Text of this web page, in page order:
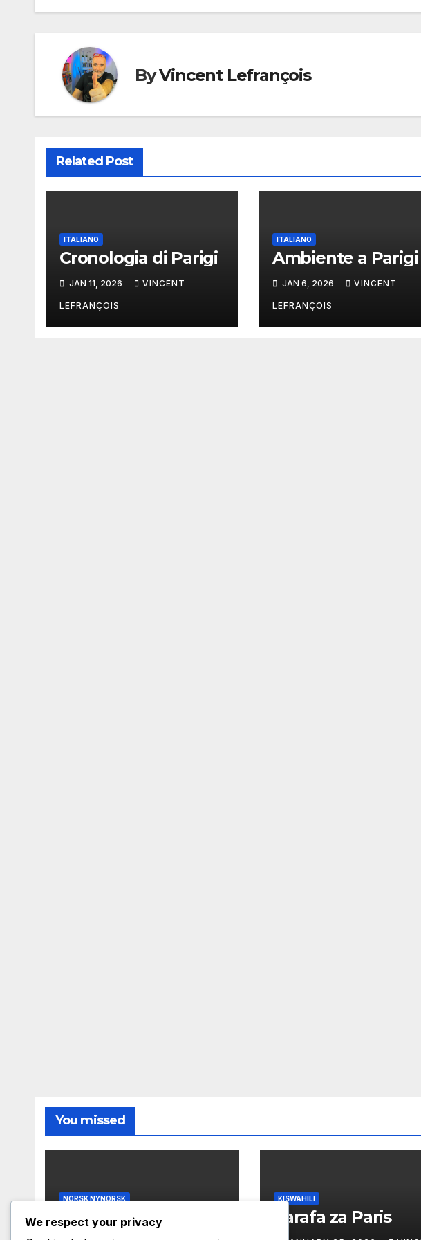
ByVincent Lefrançois
Related Post
ITALIANO
Cronologia di Parigi
JAN 11, 2026 VINCENT
LEFRANÇOIS
ITALIANO
Ambiente a Parigi
JAN 6, 2026 VINCENT
LEFRANÇOIS
You missed
NORSK NYNORSK
Palassa i Paris
KISWAHILI
Tarafa za Paris
We respect your privacy